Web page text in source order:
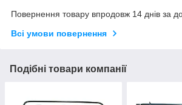
Повернення товару впродовж 14 днів за
Всі умови повернення
Подібні товари компанії